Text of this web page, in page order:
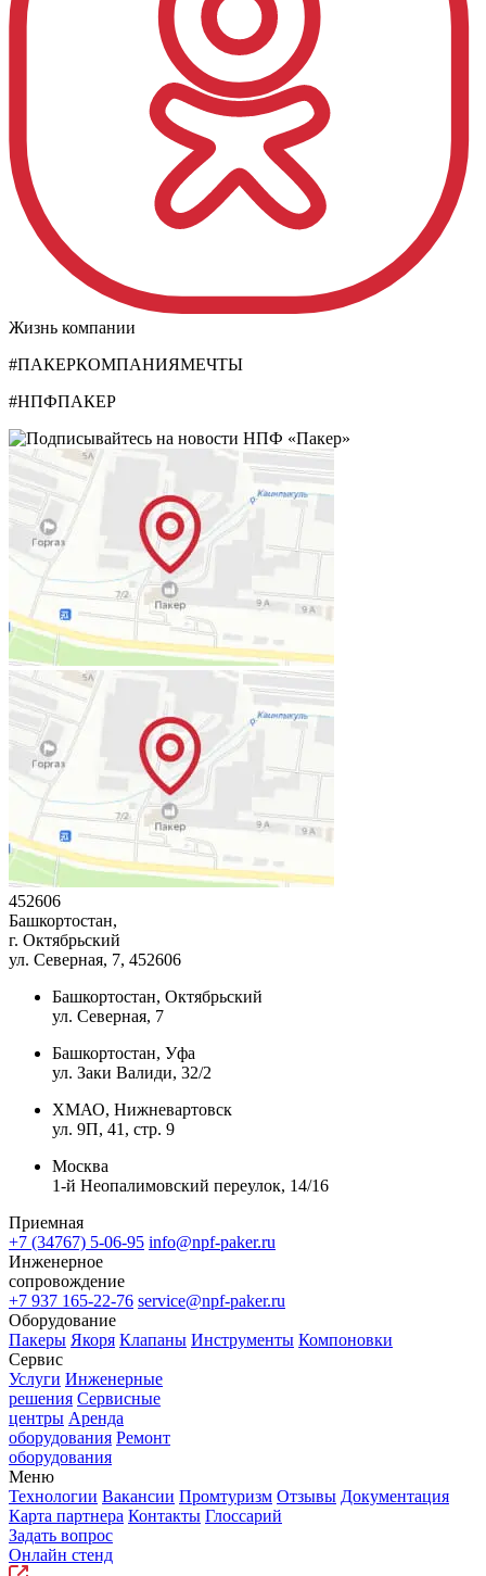
Жизнь компании
#ПАКЕРКОМПАНИЯМЕЧТЫ
#НПФПАКЕР
452606
Башкортостан,
г. Октябрьский
ул. Северная, 7, 452606
Башкортостан, Октябрьский
ул. Северная, 7
Башкортостан, Уфа
ул. Заки Валиди, 32/2
ХМАО, Нижневартовск
ул. 9П, 41, стр. 9
Москва
1-й Неопалимовский переулок, 14/16
Приемная
+7 (34767) 5-06-95 info@npf-paker.ru
Инженерное
сопровождение
+7 937 165-22-76 service@npf-paker.ru
Оборудование
Пакеры Якоря Клапаны Инструменты Компоновки
Сервис
Услуги Инженерные
решения Сервисные
центры Аренда
оборудования Ремонт
оборудования
Меню
Технологии Вакансии Промтуризм Отзывы Документация
Карта партнера Контакты Глоссарий
Задать вопрос
Онлайн стенд